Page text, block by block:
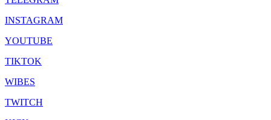
INSTAGRAM
YOUTUBE
TIKTOK
WIBES
TWITCH